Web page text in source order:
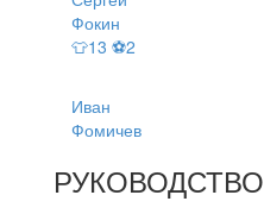
Фокин
👕13 ⚽2
Иван
Фомичев
РУКОВОДСТВО